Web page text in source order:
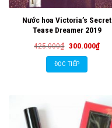
Nước hoa Victoria’s Secret
Tease Dreamer 2019
425.000₫ Giá
là:
425.000₫.
300.000₫Giá
hiện
ĐỌC TIẾP